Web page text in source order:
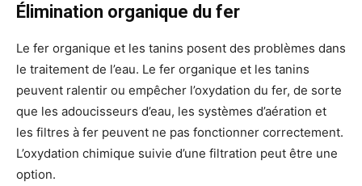
Élimination organique du fer
Le fer organique et les tanins posent des problèmes dans
le traitement de l’eau. Le fer organique et les tanins
peuvent ralentir ou empêcher l’oxydation du fer, de sorte
que les adoucisseurs d’eau, les systèmes d’aération et
les filtres à fer peuvent ne pas fonctionner correctement.
L’oxydation chimique suivie d’une filtration peut être une
option.